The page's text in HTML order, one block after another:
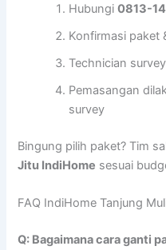
Hubungi0813-
Konfirmasi paket
Technician
Pemasangan
survey
Bingung pilih paket? Tim
Jitu IndiHome sesuai
FAQ IndiHome Tanjung
Q: Bagaimana cara ganti